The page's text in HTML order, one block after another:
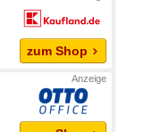
zum Shop